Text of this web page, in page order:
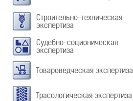
Строительно-техническая
экспертиза
Судебно-соционическая
экспертиза
Товароведческая экспертиза
Трасологическая экспертиза